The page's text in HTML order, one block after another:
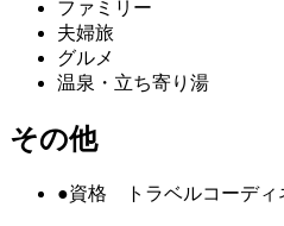
ファミリー
夫婦旅
グルメ
温泉・立ち寄り湯
その他
●資格 トラベルコーディ